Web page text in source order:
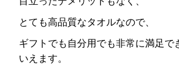
とても高品質なタオルなので、
ギフトでも自分用でも非常に満足で
いえます。